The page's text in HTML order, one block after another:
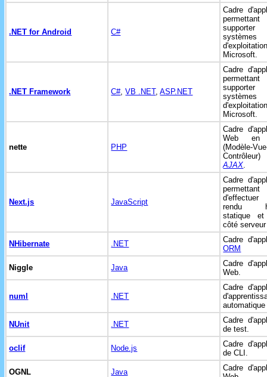
.NET for Android C#
Cadre
systèmes
Microsoft.
.NET Framework C#,VB .NET,ASP.NET
Cadre
systèmes
Microsoft.
nette PHP
Cadre
Web
(Modèle-
AJAX.
Next.js JavaScript
Cadre
permettant
rendu
statique et
côté
NHibernate .NET
Cadre
ORM
Niggle Java
Cadre
Web.
numl .NET
Cadre
automatique
NUnit .NET
Cadre
de test.
oclif Node.js
Cadre
de CLI.
OGNL Java
Cadre